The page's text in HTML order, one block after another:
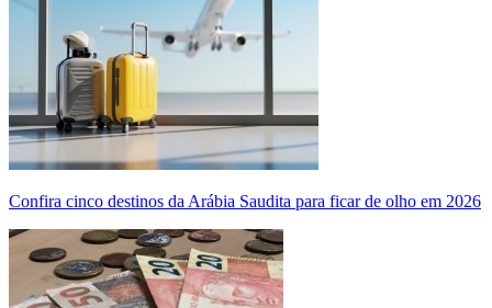
Confira cinco destinos da Arábia Saudita para ficar de olho em 2026